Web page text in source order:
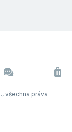
všechna práva